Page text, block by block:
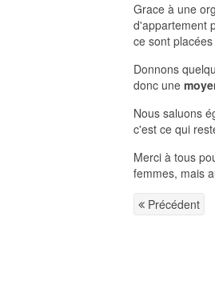
Grace à une
d'appartement
ce sont
Donnons
donc une
Nous saluons
c'est ce qui
Merci à tous
femmes, mais
Précédent